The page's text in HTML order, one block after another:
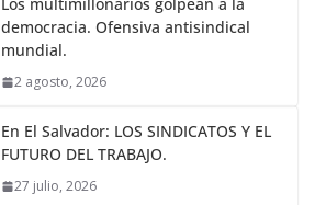
Los multimillonarios golpean a la
democracia. Ofensiva antisindical
mundial.
2 agosto, 2026
En El Salvador: LOS SINDICATOS Y EL
FUTURO DEL TRABAJO.
27 julio, 2026